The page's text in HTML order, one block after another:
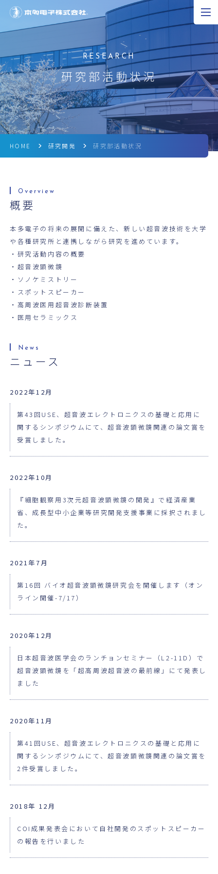
超音波の可能性
製品情報
研究開発
企業情報
ニュース
研究部活動状況
HOME 研究開発 研究部活動状況
概要
本多電子の将来の展開に備えた、新しい超音波技術を大学
や各種研究所と連携しながら研究を進めています。
・研究活動内容の概要
・超音波顕微鏡
・ソノケミストリー
・スポットスピーカー
・高周波医用超音波診断装置
・医用セラミックス
ニュース
2022年12月
第43回USE、超音波エレクトロニクスの基礎と応用に
関するシンポジウムにて、超音波顕微鏡関連の論文賞を
受賞しました。
2022年10月
『細胞観察用3次元超音波顕微鏡の開発』で経済産業
省、成長型中小企業等研究開発支援事業に採択されまし
た。
2021年7月
第16回 バイオ超音波顕微鏡研究会を開催します（オン
ライン開催-7/17）
2020年12月
日本超音波医学会のランチョンセミナー（L2-11D）で
超音波顕微鏡を「超高周波超音波の最前線」にて発表し
ました
2020年11月
第41回USE、超音波エレクトロニクスの基礎と応用に
関するシンポジウムにて、超音波顕微鏡関連の論文賞を
2件受賞しました。
2018年 12月
COI成果発表会において自社開発のスポットスピーカー
の報告を行いました